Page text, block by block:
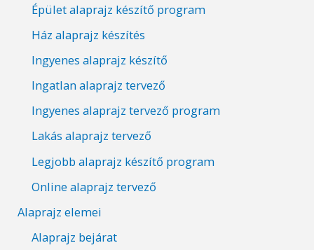
Épület alaprajz készítő program
Ház alaprajz készítés
Ingyenes alaprajz készítő
Ingatlan alaprajz tervező
Ingyenes alaprajz tervező program
Lakás alaprajz tervező
Legjobb alaprajz készítő program
Online alaprajz tervező
Alaprajz elemei
Alaprajz bejárat